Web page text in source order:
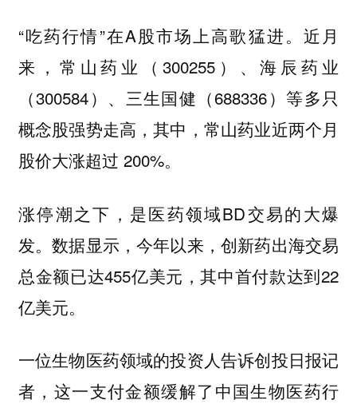
“吃药行情”在A股市场上高歌猛进。近月
来，常山药业（300255）、海辰药业
（300584）、三生国健（688336）等多只
概念股强势走高，其中，常山药业近两个月
股价大涨超过 200%。
涨停潮之下，是医药领域BD交易的大爆
发。数据显示，今年以来，创新药出海交易
总金额已达455亿美元，其中首付款达到22
亿美元。
一位生物医药领域的投资人告诉创投日报记
者，这一支付金额缓解了中国生物医药行